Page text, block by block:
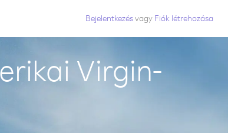
Bejelentkezésvagy Fiók létrehozása
Virgin-